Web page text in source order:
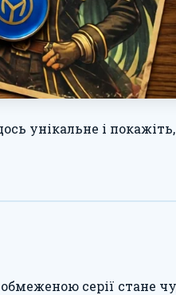
унікальне і
серії стане